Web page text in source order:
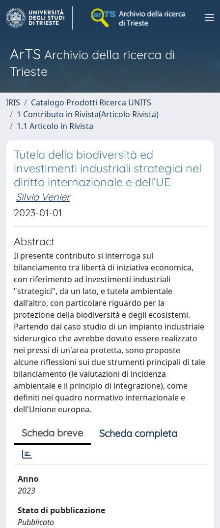
ArTS Archivio della ricerca di
Trieste
IRIS
Catalogo Prodotti Ricerca UNITS
1 Contributo in Rivista(Articolo Rivista)
1.1 Articolo in Rivista
Tutela della biodiversità ed
investimenti industriali strategici nel
diritto internazionale e dell’UE
Silvia Venier
2023-01-01
Abstract
Il presente contributo si interroga sul
bilanciamento tra libertà di iniziativa economica,
con riferimento ad investimenti industriali
"strategici", da un lato, e tutela ambientale
dall'altro, con particolare riguardo per la
protezione della biodiversità e degli ecosistemi.
Partendo dal caso studio di un impianto industriale
siderurgico che avrebbe dovuto essere realizzato
nei pressi di un'area protetta, sono proposte
alcune riflessioni sui due strumenti principali di tale
bilanciamento (le valutazioni di incidenza
ambientale e il principio di integrazione), come
definiti nel quadro normativo internazionale e
dell'Unione europea.
Scheda breve Scheda completa
Anno
2023
Stato di pubblicazione
Pubblicato